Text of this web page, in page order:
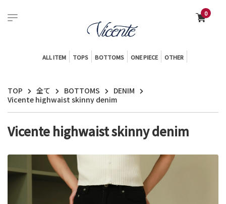
0
ALL ITEM TOPS BOTTOMS ONE PIECE OTHER
TOP 全て BOTTOMS
DENIM
Vicente highwaist skinny denim
Vicente highwaist skinny denim